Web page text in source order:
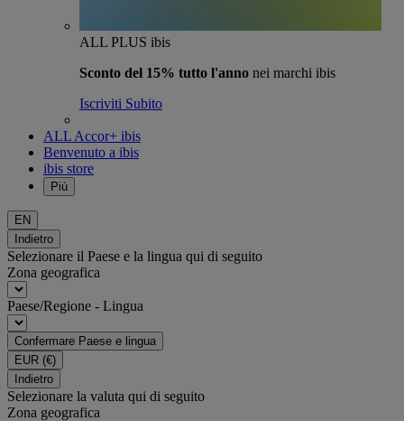
ALL PLUS ibis
Sconto del 15% tutto l'anno nei marchi ibis
Iscriviti Subito
ALL Accor+ ibis
Benvenuto a ibis
ibis store
Più
EN
Indietro
Selezionare il Paese e la lingua qui di seguito
Zona geografica
Paese/Regione - Lingua
Confermare Paese e lingua
EUR (€)
Indietro
Selezionare la valuta qui di seguito
Zona geografica